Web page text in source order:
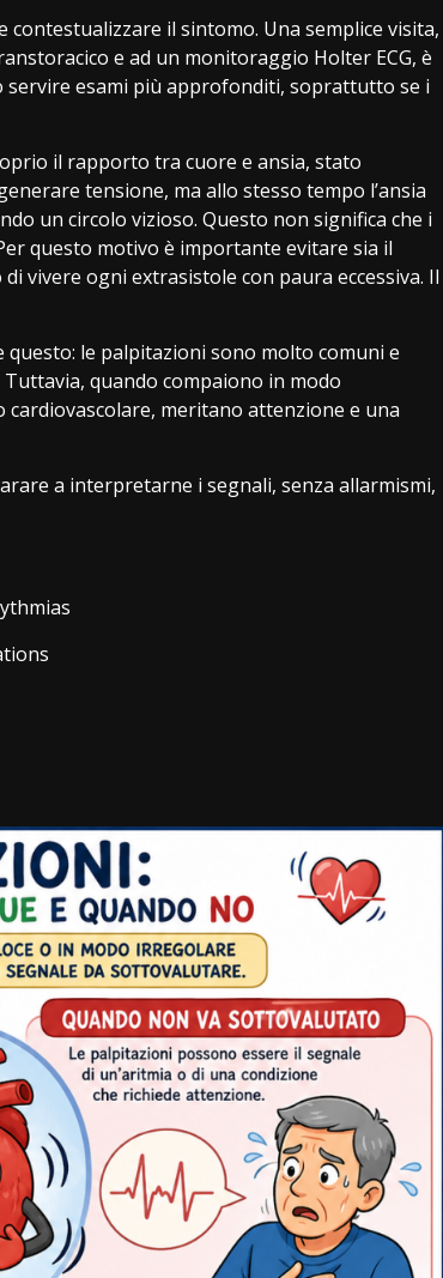
il sintomo. Una semplice visita,
e ad un monitoraggio Holter ECG, è
servire esami più approfonditi, soprattutto se i
il rapporto tra cuore e ansia, stato
tensione, ma allo stesso tempo l’ansia
un circolo vizioso. Questo non significa che i
questo motivo è importante evitare sia il
vivere ogni extrasistole con paura eccessiva. Il
le palpitazioni sono molto comuni e
quando compaiono in modo
meritano attenzione e una
a interpretarne i segnali, senza allarmismi,